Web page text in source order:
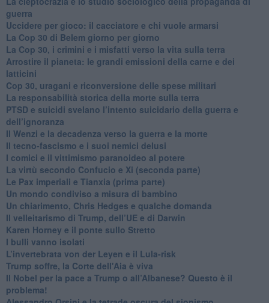
guerra
​Uccidere per gioco: il cacciatore e chi vuole armarsi
​La Cop 30 di Belem giorno per giorno
La Cop 30, i crimini e i misfatti verso la vita sulla terra
Arrostire il pianeta: le grandi emissioni della carne e dei
latticini
​Cop 30, uragani e riconversione delle spese militari
La responsabilità storica della morte sulla terra
PTSD e suicidi svelano l’intento suicidario della guerra e
dell’ignoranza
Il Wenzi e la decadenza verso la guerra e la morte
​Il tecno-fascismo e i suoi nemici delusi
​I comici e il vittimismo paranoideo al potere
​La virtù secondo Confucio e Xi (seconda parte)
Le Pax imperiali e Tianxia (prima parte)
Un mondo condiviso a misura di bambino
​Un chiarimento, Chris Hedges e qualche domanda
Il velleitarismo di Trump, dell’UE e di Darwin
​Karen Horney e il ponte sullo Stretto
​I bulli vanno isolati
L’invertebrata von der Leyen e il Lula-risk
Trump soffre, la Corte dell'Aia è viva
​Il Nobel per la pace a Trump o all’Albanese? Questo è il
problema!